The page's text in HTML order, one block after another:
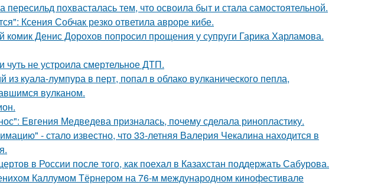
похвасталась тем, что освоила быт и стала самостоятельной.
Ксения Собчак резко ответила авроре кибе.
Денис Дорохов попросил прощения у супруги Гарика Харламова.
чуть не устроила смертельное ДТП.
куала-лумпура в перт, попал в облако вулканического пепла,
вулканом.
Евгения Медведева призналась, почему сделала ринопластику.
- стало известно, что 33-летняя Валерия Чекалина находится в
в России после того, как поехал в Казахстан поддержать Сабурова.
Каллумом Тёрнером на 76-м международном кинофестивале